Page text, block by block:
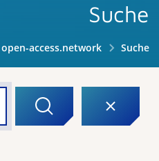
Suche
open-access.network Suche